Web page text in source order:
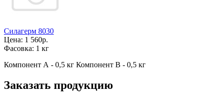
Силагерм 8030
Цена: 1 560р.
Фасовка: 1 кг
Компонент А - 0,5 кг Компонент В - 0,5 кг
Заказать продукцию